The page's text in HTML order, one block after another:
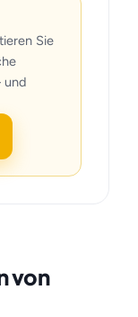
Sie
und
von